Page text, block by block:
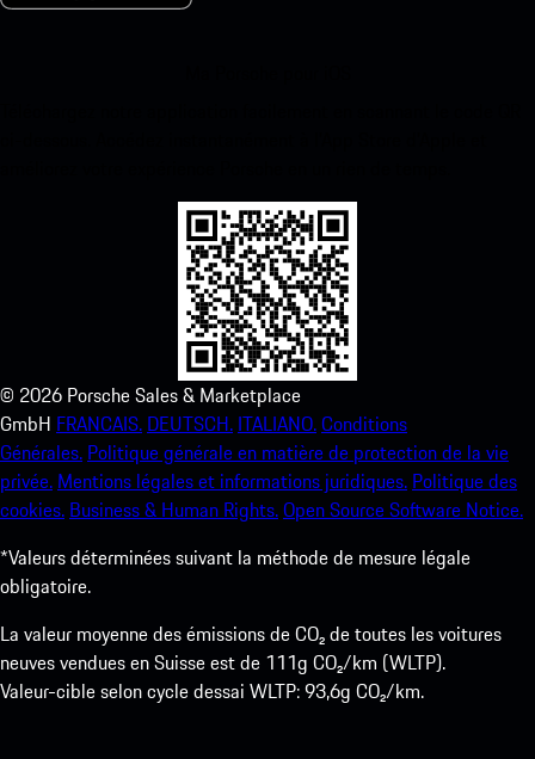
© 2026 Porsche Sales & Marketplace
GmbH FRANCAIS. DEUTSCH. ITALIANO.Conditions
Générales. Politique générale en matière de protection de la vie
privée. Mentions légales et informations juridiques. Politique des
cookies. Business & Human Rights.Open Source Software Notice.
*Valeurs déterminées suivant la méthode de mesure légale
obligatoire.
La valeur moyenne des émissions de CO₂ de toutes les voitures
neuves vendues en Suisse est de 111g CO₂/km (WLTP).
Valeur-cible selon cycle dessai WLTP: 93,6g CO₂/km.